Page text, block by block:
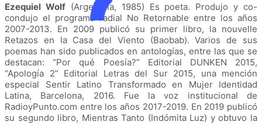
Ezequiel Wolf(Argentina, 1985) Es poeta. Produjo y co-
condujo el programa radial No Retornable entre los años
2007-2013. En 2009 publicó su primer libro, la nouvelle
Retazos en la Casa del Viento (Baobab). Varios de sus
poemas han sido publicados en antologías, entre las que se
destacan: “Por qué Poesía?” Editorial DUNKEN 2015,
“Apología 2” Editorial Letras del Sur 2015, una mención
especial Sentir Latino Transformado en Mujer Identidad
Latina, Barcelona, 2016. Fue la voz institucional de
RadioyPunto.com entre los años 2017-2019. En 2019 publicó
su segundo libro, Mientras Tanto (Indómita Luz) y obtuvo la